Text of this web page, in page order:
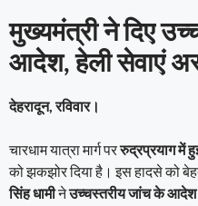
मुख्यमंत्री ने दिए
आदेश, हेली सेवाएं
देहरादून, रविवार।
चारधाम यात्रा मार्ग पररुद्रप्रयाग में
को झकझोर दिया है। इस हादसे को
सिंह धामीनेउच्चस्तरीय जांच के आदेश